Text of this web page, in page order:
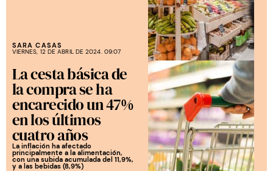
SARA CASAS
VIERNES, 12 DE ABRIL DE 2024. 09:07
La cesta básica de
la compra se ha
encarecido un 47%
en los últimos
cuatro años
La inflación ha afectado
principalmente a la alimentación,
con una subida acumulada del 11,9%,
y a las bebidas (8,9%)